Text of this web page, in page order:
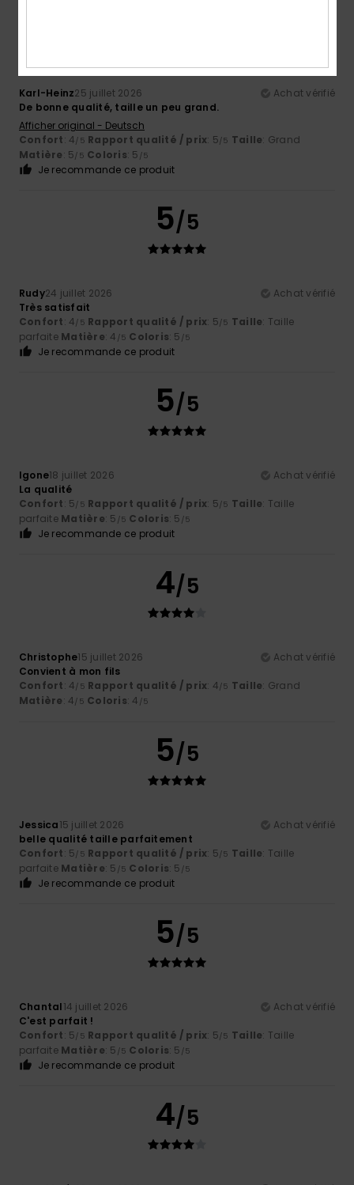
Karl-Heinz25 juillet 2026
Achat vérifié
De bonne qualité, taille un peu grand.
Afficher original - Deutsch
Confort: 4/5 Rapport qualité / prix: 5/5 Taille: Grand
Matière: 5/5 Coloris: 5 /5
Je recommande ce produit
5/5
Rudy24 juillet 2026
Achat vérifié
Très satisfait
Confort: 4/5 Rapport qualité / prix: 5/5 Taille: Taille
parfaite Matière: 4 /5 Coloris: 5 /5
Je recommande ce produit
5/5
Igone18 juillet 2026
Achat vérifié
La qualité
Confort: 5/5 Rapport qualité / prix: 5/5 Taille: Taille
parfaite Matière: 5 /5 Coloris: 5 /5
Je recommande ce produit
4/5
Christophe15 juillet 2026
Achat vérifié
Convient à mon fils
Confort: 4/5 Rapport qualité / prix: 4/5 Taille: Grand
Matière: 4/5 Coloris: 4 /5
5/5
Jessica15 juillet 2026
Achat vérifié
belle qualité taille parfaitement
Confort: 5/5 Rapport qualité / prix: 5/5 Taille: Taille
parfaite Matière: 5 /5 Coloris: 5 /5
Je recommande ce produit
5/5
Chantal14 juillet 2026
Achat vérifié
C'est parfait !
Confort: 5/5 Rapport qualité / prix: 5/5 Taille: Taille
parfaite Matière: 5 /5 Coloris: 5 /5
Je recommande ce produit
4/5